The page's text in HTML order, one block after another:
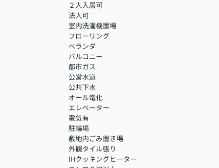
２人入居可
法人可
室内洗濯機置場
フローリング
ベランダ
バルコニー
都市ガス
公営水道
公共下水
オール電化
エレベーター
電気有
駐輪場
敷地内ごみ置き場
外観タイル張り
IHクッキングヒーター